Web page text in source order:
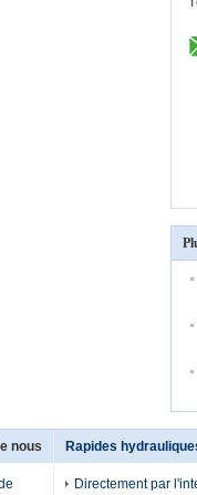
nous Rapides
Directement par